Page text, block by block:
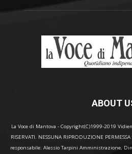
ABOUT
La Voce di Mantova - Copyright(C)1999-2019
RISERVATI. NESSUNA RIPRODUZIONE
responsabile: Alessio Tarpini Amministrazione,